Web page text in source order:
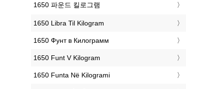
‎1650 파운드 킬로그램
‎1650 Libra Til Kilogram
‎1650 Фунт в Килограмм
‎1650 Funt V Kilogram
‎1650 Funta Në Kilogrami